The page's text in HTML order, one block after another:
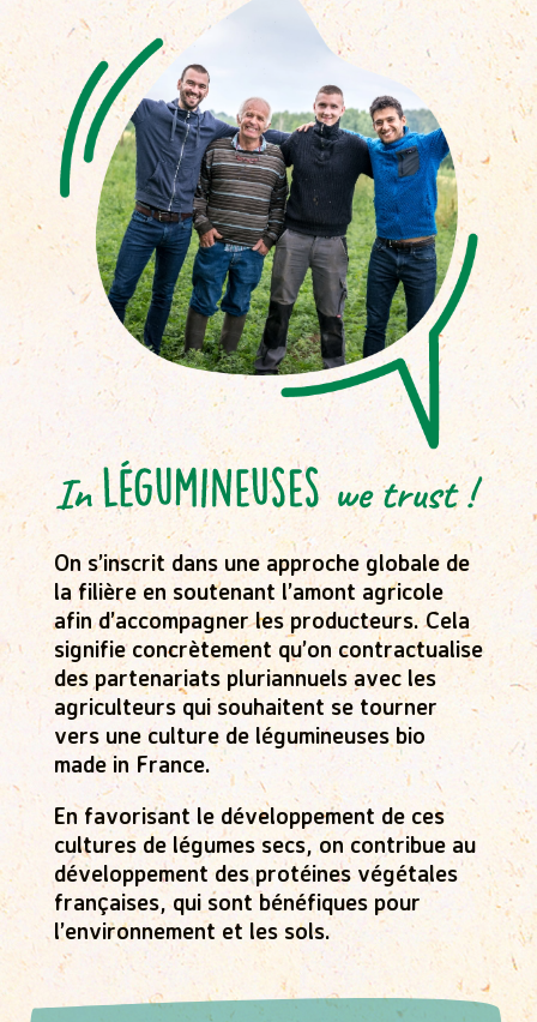
On s’inscrit dans une approche globale de
la filière en soutenant l’amont agricole
afin d’accompagner les producteurs. Cela
signifie concrètement qu’on contractualise
des partenariats pluriannuels avec les
agriculteurs qui souhaitent se tourner
vers une culture de légumineuses bio
made in France.
En favorisant le développement de ces
cultures de légumes secs, on contribue au
développement des protéines végétales
françaises, qui sont bénéfiques pour
l’environnement et les sols.